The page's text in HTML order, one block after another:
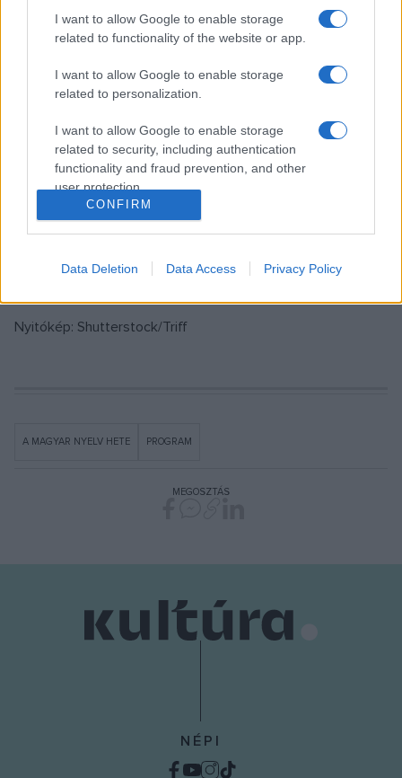
I want to allow Google to enable storage
related to functionality of the website or app.
I want to allow Google to enable storage
related to personalization.
I want to allow Google to enable storage
related to security, including authentication
functionality and fraud prevention, and other
user protection.
CONFIRM
Data Deletion Data Access Privacy Policy
Angela, Schnell Ádám, Kisfaludy Zsófia, Szilasi Alex és Erdős
Róbert tolmácsolásában hallhatja a közönség, Molnár
Adrienne szerkesztésében.
Az április 25-i zárórendezvényen fellép Császár Angela
színművész és Kovács Csilla operaénekes, köszöntőt mond
Gulyás Gergely Miniszterelnökséget vezető miniszter és
Batta András, a Magyar Zene Háza igazgatója. A nyitó- és
záróeseményt az Anyanyelvápolók Szövetsége Facebook-
Áder János köztársasági elnök.
Nyitókép: Shutterstock/Triff
A MAGYAR NYELV HETE PROGRAM
MEGOSZTÁS
NÉPI